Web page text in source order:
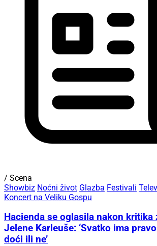
/ Scena
Showbiz Noćni život Glazba Festivali
Koncert na Veliku Gospu
Hacienda se oglasila nakon
Jelene Karleuše: ‘Svatko ima
doći ili ne’